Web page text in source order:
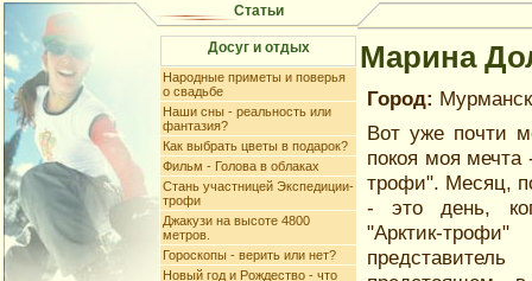
Статьи
Досуг и отдых
Народные приметы и поверья
о свадьбе
Наши сны - реальность или
фантазия?
Как выбрать цветы в подарок?
Фильм - Голова в облаках
Стань участницей Экспедиции-
трофи
Джакузи на высоте 4800
метров.
Гороскопы - верить или нет?
Новый год и Рождество - что
Марина
Город: Мурманск
Вот уже почти
покоя моя
трофи". Месяц,
- это день,
"Арктик-